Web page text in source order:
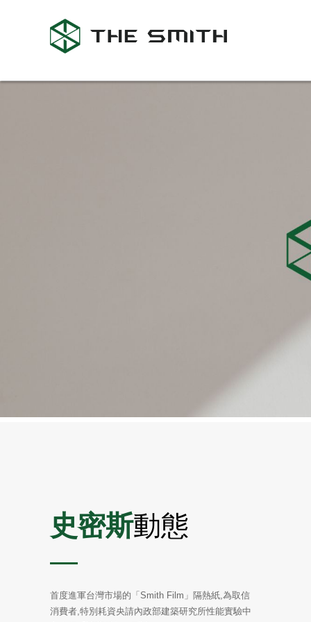
史密斯動態
首度進軍台灣市場的「Smith Film」隔熱紙,為取信
消費者,特別耗資央請內政部建築研究所性能實驗中